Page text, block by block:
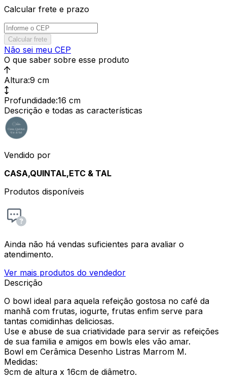
Calcular frete e prazo
Calcular frete
Não sei meu CEP
O que saber sobre esse produto
Altura:9 cm
Profundidade:16 cm
Descrição e todas as características
Vendido por
CASA,QUINTAL,ETC & TAL
Produtos disponíveis
Ainda não há vendas suficientes para avaliar o
atendimento.
Ver mais produtos do vendedor
Descrição
O bowl ideal para aquela refeição gostosa no café da
manhã com frutas, iogurte, frutas enfim serve para
tantas comidinhas deliciosas.
Use e abuse de sua criatividade para servir as refeições
de sua familia e amigos em bowls eles vão amar.
Bowl em Cerâmica Desenho Listras Marrom M.
Medidas:
9cm de altura x 16cm de diâmetro.